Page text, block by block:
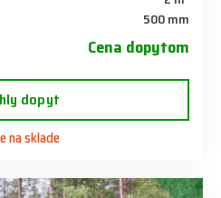
500 mm
Cena dopytom
dopyt
na sklade